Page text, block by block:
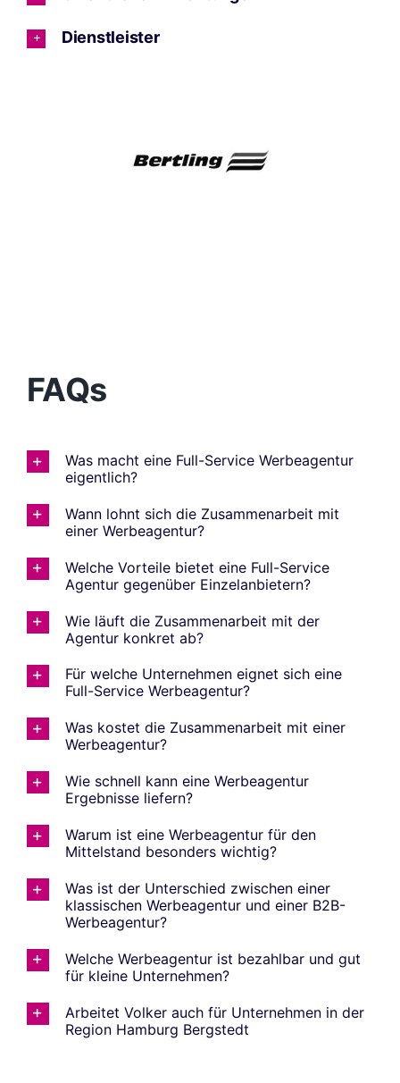
Dienstleister
FAQs
Was macht eine Full-Service Werbeagentur
eigentlich?
Wann lohnt sich die Zusammenarbeit mit
einer Werbeagentur?
Welche Vorteile bietet eine Full-Service
Agentur gegenüber Einzelanbietern?
Wie läuft die Zusammenarbeit mit der
Agentur konkret ab?
Für welche Unternehmen eignet sich eine
Full-Service Werbeagentur?
Was kostet die Zusammenarbeit mit einer
Werbeagentur?
Wie schnell kann eine Werbeagentur
Ergebnisse liefern?
Warum ist eine Werbeagentur für den
Mittelstand besonders wichtig?
Was ist der Unterschied zwischen einer
klassischen Werbeagentur und einer B2B-
Werbeagentur?
Welche Werbeagentur ist bezahlbar und gut
für kleine Unternehmen?
Arbeitet Volker auch für Unternehmen in der
Region Hamburg Bergstedt